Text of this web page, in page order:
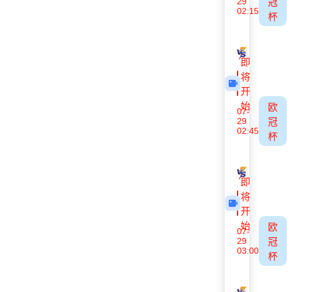
02:15
冠
杯
采列
即
将
开
始
07-
29
02:45
欧
冠
杯
哈茨
即
将
开
始
07-
29
03:00
欧
冠
杯